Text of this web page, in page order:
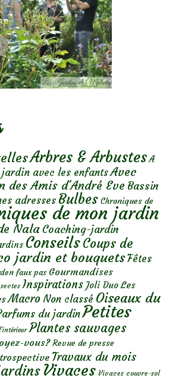
Arbres & Arbustes A
jardin avec les enfantsAvec
des Amis d'André Eve Bassin
adresses Bulbes Chroniques de
de mon jardin
Nala Coaching-jardin
ConseilsCoups de
jardin et bouquetsFêtes
faux pas Gourmandises
Inspirations Joli Duo Les
Macro Non classé Oiseaux du
du jardinPetites
Plantes sauvages
vous? Revue de presse
Travaux du mois
Vivaces Vivaces couvre-sol